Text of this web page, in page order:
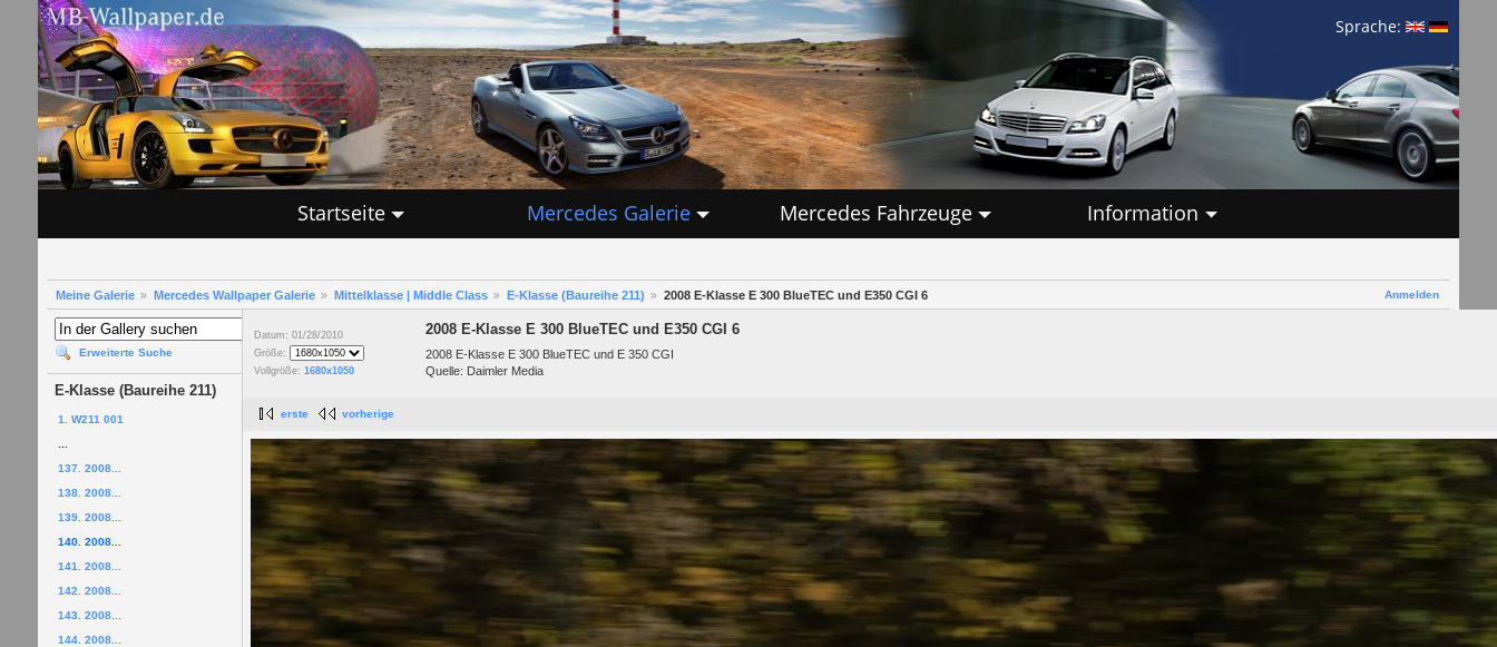
Sprache:
Startseite Mercedes Galerie Mercedes Fahrzeuge Information
Anmelden
Meine Galerie Mercedes Wallpaper Galerie Mittelklasse | Middle Class E-Klasse (Baureihe 211) 2008 E-Klasse E 300 BlueTEC und E350 CGI 6
Erweiterte Suche
E-Klasse (Baureihe 211)
1. W211 001
137. 2008...
138. 2008...
139. 2008...
140. 2008...
141. 2008...
142. 2008...
143. 2008...
144. 2008...
Datum: 01/28/2010
Größe:
Vollgröße: 1680x1050
2008 E-Klasse E 300 BlueTEC und E350 CGI 6
2008 E-Klasse E 300 BlueTEC und E 350 CGI
Quelle: Daimler Media
erste vorherige